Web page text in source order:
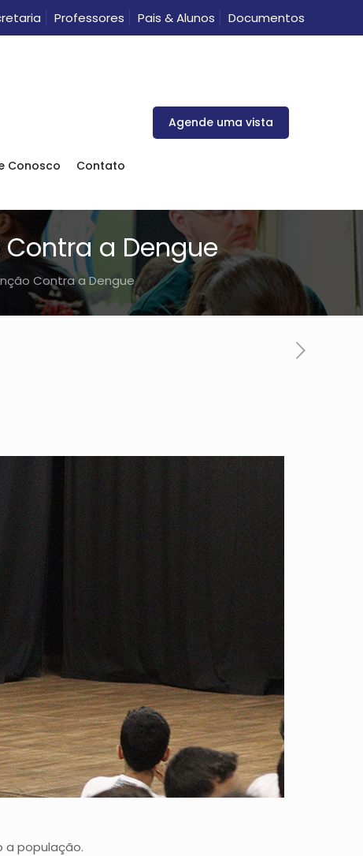
Professores Pais & Alunos Documentos
Conosco Contato
Agende uma vista
Contra a Dengue
Contra a Dengue
a população.